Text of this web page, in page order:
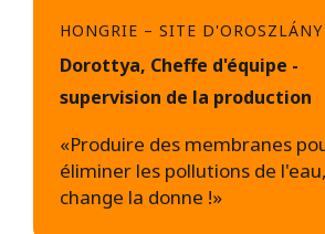
HONGRIE – SITE D'OROSZLÁNY
Dorottya, Cheffe d'équipe -
supervision de la production
«Produire des membranes
éliminer les pollutions de
change la donne !»